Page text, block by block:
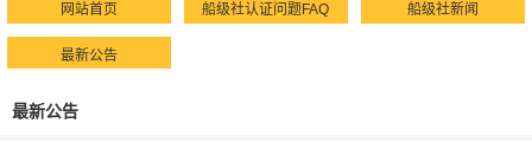
网站首页 船级社认证问题FAQ 船级社新闻
最新公告
最新公告